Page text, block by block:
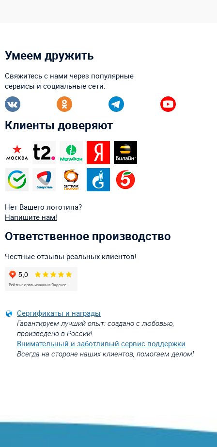
Умеем дружить
Свяжитесь с нами через популярные
сервисы и социальные сети:
Клиенты доверяют
Нет Вашего логотипа?
Напишите нам!
Ответственное производство
Честные отзывы реальных клиентов!
Сертификаты и награды
Гарантируем лучший опыт: создано с любовью,
произведено в России!
Внимательный и заботливый сервис поддержки
Всегда на стороне наших клиентов, помогаем делом!